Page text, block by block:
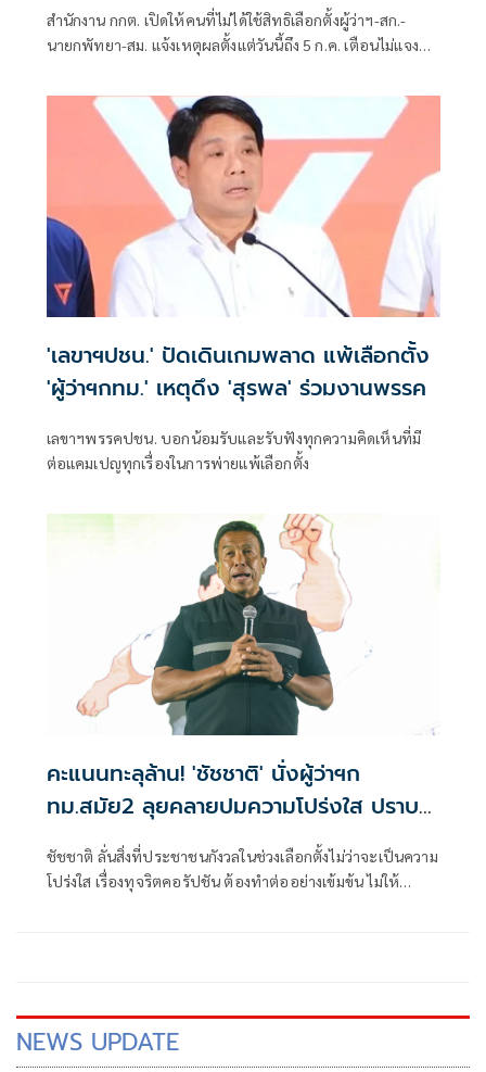
สำนักงาน กกต. เปิดให้คนที่ไม่ได้ใช้สิทธิเลือกตั้งผู้ว่าฯ-สก.-
นายกพัทยา-สม. แจ้งเหตุผลตั้งแต่วันนี้ถึง 5 ก.ค. เตือนไม่แจง
'เลขาฯปชน.' ปัดเดินเกมพลาด แพ้เลือกตั้ง
'ผู้ว่าฯกทม.' เหตุดึง 'สุรพล' ร่วมงานพรรค
เลขาฯพรรคปชน. บอกน้อมรับและรับฟังทุกความคิดเห็นที่มี
ต่อแคมเปญทุกเรื่องในการพ่ายแพ้เลือกตั้ง
คะแนนทะลุล้าน! 'ชัชชาติ' นั่งผู้ว่าฯก
ทม.สมัย2 ลุยคลายปมความโปร่งใส ปราบทุ
จริตคอรัปชัน
ชัชชาติ ลั่นสิ่งที่ประชาชนกังวลในช่วงเลือกตั้งไม่ว่าจะเป็นความ
โปร่งใส เรื่องทุจริตคอรัปชัน ต้องทำต่ออย่างเข้มข้น ไม่ให้
NEWS UPDATE